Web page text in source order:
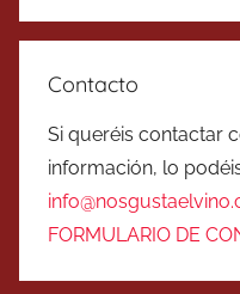
Contacto
Si queréis contactar
información, lo
FORMULARIO DE